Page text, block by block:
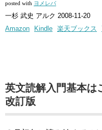
posted with ヨメレバ
一杉 武史 アルク 2008-11-20
Amazon
Kindle 楽天ブックス
英文読解入門基本
改訂版